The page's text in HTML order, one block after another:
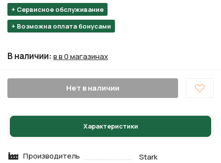
+ Сервисное обслуживание
+ Возможна оплата бонусами
В наличии:в в 0 магазинах
Нет в наличии
Характеристики
Производитель
Stark